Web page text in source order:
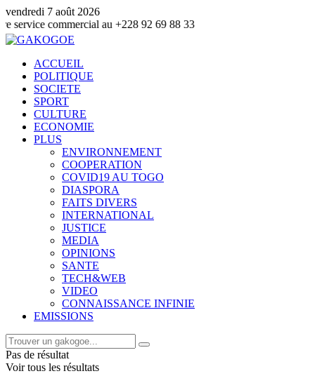
vendredi 7 août 2026
au +228 92 69 88 33
ACCUEIL
POLITIQUE
SOCIETE
SPORT
CULTURE
ECONOMIE
PLUS
ENVIRONNEMENT
COOPERATION
COVID19 AU TOGO
DIASPORA
FAITS DIVERS
INTERNATIONAL
JUSTICE
MEDIA
OPINIONS
SANTE
TECH&WEB
VIDEO
CONNAISSANCE INFINIE
EMISSIONS
Pas de résultat
Voir tous les résultats